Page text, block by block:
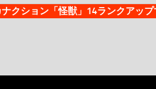
ナクション「怪獣」14ランクアッ